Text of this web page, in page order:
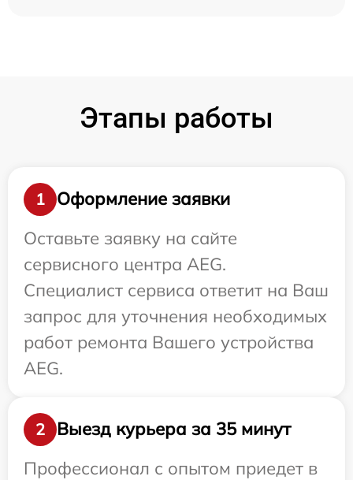
Этапы работы
1
Оформление заявки
Оставьте заявку на сайте
сервисного центра AEG.
Специалист сервиса ответит на Ваш
запрос для уточнения необходимых
работ ремонта Вашего устройства
AEG.
2
Выезд курьера за 35 минут
Профессионал с опытом приедет в